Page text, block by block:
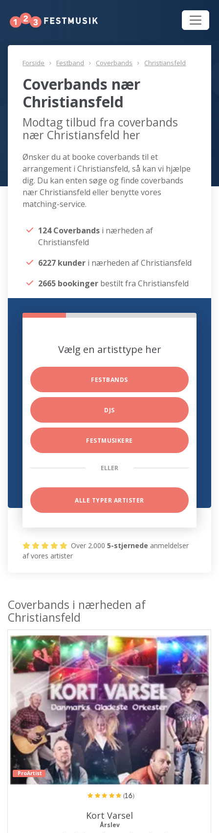
Forside Festband Coverbands Christiansfeld
Coverbands nær
Christiansfeld
Modtag tilbud fra coverbands
nær Christiansfeld her
Ønsker du at booke coverbands til et
arrangement i Christiansfeld, så kan vi hjælpe
dig. Du kan enten søge og finde coverbands
nær Christiansfeld eller benytte vores
matching-service.
124 Coverbands i nærheden af
Christiansfeld
6227 kunder i nærheden af Christiansfeld
2665 bookinger bestilt fra Christiansfeld
Vælg en artisttype her
FESTBANDS
DJS
FESTMUSIKERE
ELLER
ALLE TYPER ARTISTER
Over 2.0005-stjernede anmeldelser
af vores artister
Coverbands i nærheden af
Christiansfeld
ProArtist
(16)
Kort Varsel
Årslev